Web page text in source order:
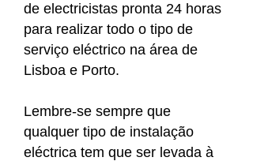
de electricistas pronta 24 horas
para realizar todo o tipo de
serviço eléctrico na área de
Lisboa e Porto.
Lembre-se sempre que
qualquer tipo de instalação
eléctrica tem que ser levada à